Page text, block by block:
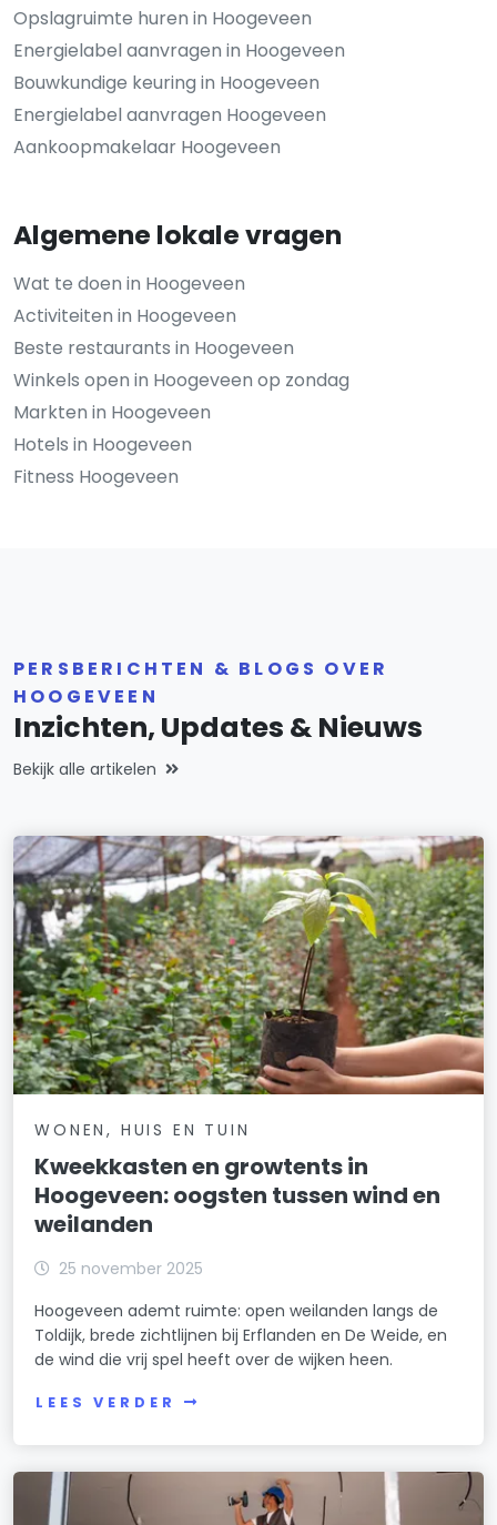
Opslagruimte huren in Hoogeveen
Energielabel aanvragen in Hoogeveen
Bouwkundige keuring in Hoogeveen
Energielabel aanvragen Hoogeveen
Aankoopmakelaar Hoogeveen
Algemene lokale vragen
Wat te doen in Hoogeveen
Activiteiten in Hoogeveen
Beste restaurants in Hoogeveen
Winkels open in Hoogeveen op zondag
Markten in Hoogeveen
Hotels in Hoogeveen
Fitness Hoogeveen
PERSBERICHTEN & BLOGS OVER
HOOGEVEEN
Inzichten, Updates & Nieuws
Bekijk alle artikelen
WONEN, HUIS EN TUIN
Kweekkasten en growtents in
Hoogeveen: oogsten tussen wind en
weilanden
25 november 2025
Hoogeveen ademt ruimte: open weilanden langs de
Toldijk, brede zichtlijnen bij Erflanden en De Weide, en
de wind die vrij spel heeft over de wijken heen.
LEES VERDER